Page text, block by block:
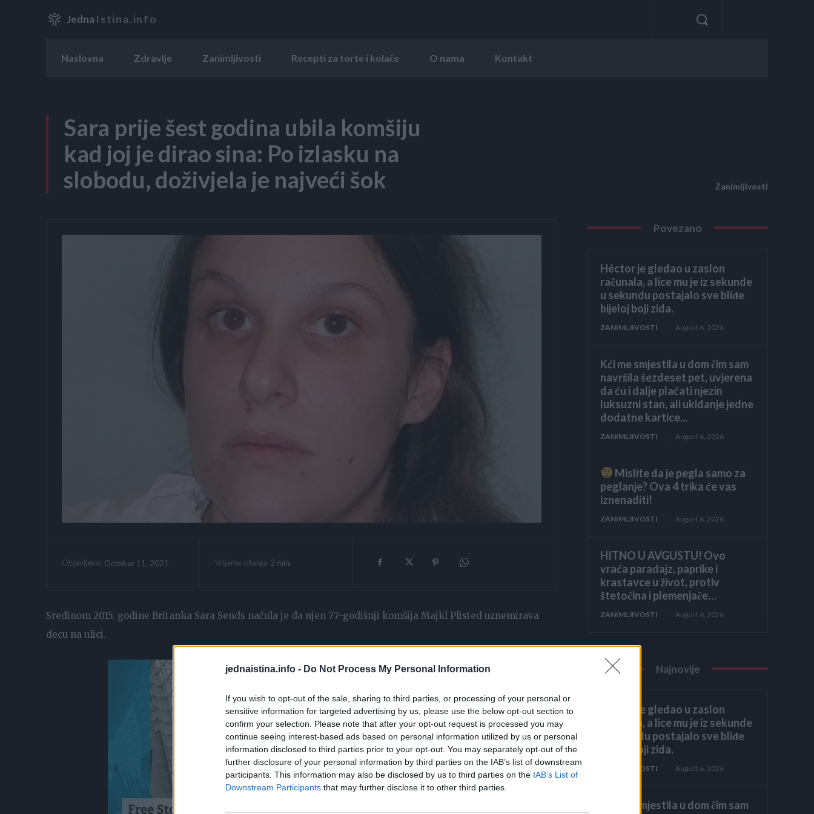
jednaistina.info - Do Not Process My Personal Information
If you wish to opt-out of the sale, sharing to third parties, or processing of your personal or
sensitive information for targeted advertising by us, please use the below opt-out section to
confirm your selection. Please note that after your opt-out request is processed you may
continue seeing interest-based ads based on personal information utilized by us or personal
information disclosed to third parties prior to your opt-out. You may separately opt-out of the
further disclosure of your personal information by third parties on the IAB’s list of downstream
participants. This information may also be disclosed by us to third parties on the IAB’s List of
Downstream Participants that may further disclose it to other third parties.
Jedna Istina.info
Naslovna Zdravlje Zanimljivosti Recepti za torte i kolače O nama Kontakt
Sara prije šest godina ubila komšiju
kad joj je dirao sina: Po izlasku na
slobodu, doživjela je najveći šok
Zanimljivosti
Objavljeno: October 11, 2021 Vrijeme citanja: 2 min.
Sredinom 2015. godine Britanka Sara Sends načula je da njen 77-godišnji komšija Majkl Plisted uznemirava
decu na ulici.
Povezano
Héctor je gledao u zaslon
računala, a lice mu je iz sekunde
u sekundu postajalo sve bliđe
bijeloj boji zida.
ZANIMLJIVOSTI August 6, 2026
Kći me smjestila u dom čim sam
navršila šezdeset pet, uvjerena
da ću i dalje plaćati njezin
luksuzni stan, ali ukidanje jedne
dodatne kartice...
ZANIMLJIVOSTI August 6, 2026
Mislite da je pegla samo za
peglanje? Ova 4 trika će vas
iznenaditi!
ZANIMLJIVOSTI August 6, 2026
HITNO U AVGUSTU! Ovo
vraća paradajz, paprike i
krastavce u život, protiv
štetočina i plemenjače…
ZANIMLJIVOSTI August 6, 2026
Najnovije
Héctor je gledao u zaslon
računala, a lice mu je iz sekunde
u sekundu postajalo sve bliđe
bijeloj boji zida.
ZANIMLJIVOSTI August 6, 2026
Kći me smjestila u dom čim sam